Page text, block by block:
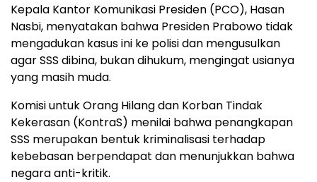
Kepala Kantor Komunikasi Presiden (PCO), Hasan
Nasbi, menyatakan bahwa Presiden Prabowo tidak
mengadukan kasus ini ke polisi dan mengusulkan
agar SSS dibina, bukan dihukum, mengingat usianya
yang masih muda.
Komisi untuk Orang Hilang dan Korban Tindak
Kekerasan (KontraS) menilai bahwa penangkapan
SSS merupakan bentuk kriminalisasi terhadap
kebebasan berpendapat dan menunjukkan bahwa
negara anti-kritik.